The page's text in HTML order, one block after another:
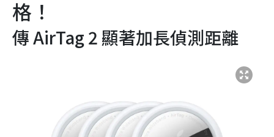
格！
傳 AirTag 2 顯著加長偵測距離